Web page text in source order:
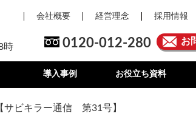
時
会社概要 経営理念 採用情報
0120-012-280 お
導入事例 お役立ち資料
サビキラー通信 第31号】